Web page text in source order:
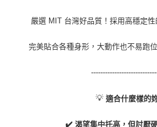
嚴選 MIT 台灣好品質！採用高穩定性
完美貼合各種身形，大動作也不易跑
💡 適合什麼樣的
✔️ 渴望集中托高，但討厭